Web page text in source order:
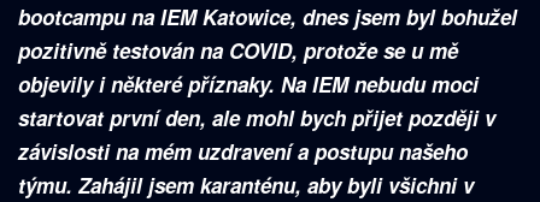
bootcampu na IEM Katowice, dnes jsem byl bohužel
pozitivně testován na COVID, protože se u mě
objevily i některé příznaky. Na IEM nebudu moci
startovat první den, ale mohl bych přijet později v
závislosti na mém uzdravení a postupu našeho
týmu. Zahájil jsem karanténu, aby byli všichni v